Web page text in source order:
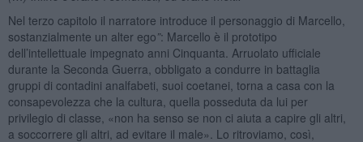
Nel terzo capitolo il narratore introduce il personaggio di Marcello,
sostanzialmente un alter ego”: Marcello è il prototipo
dell’intellettuale impegnato anni Cinquanta. Arruolato ufficiale
durante la Seconda Guerra, obbligato a condurre in battaglia
gruppi di contadini analfabeti, suoi coetanei, torna a casa con la
consapevolezza che la cultura, quella posseduta da lui per
privilegio di classe, «non ha senso se non ci aiuta a capire gli altri,
a soccorrere gli altri, ad evitare il male». Lo ritroviamo, così,